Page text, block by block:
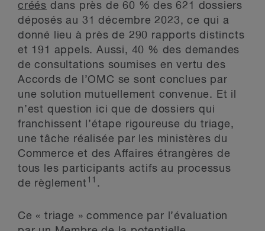
créés dans près de 60 % des 621 dossiers
déposés au 31 décembre 2023, ce qui a
donné lieu à près de 290 rapports distincts
et 191 appels. Aussi, 40 % des demandes
de consultations soumises en vertu des
Accords de l’OMC se sont conclues par
une solution mutuellement convenue. Et il
n’est question ici que de dossiers qui
franchissent l’étape rigoureuse du triage,
une tâche réalisée par les ministères du
Commerce et des Affaires étrangères de
tous les participants actifs au processus
de règlement 11 .
Ce « triage » commence par l’évaluation